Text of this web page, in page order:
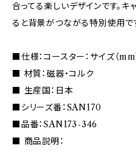
合ってる楽しいデザインです。
ると背景がつながる特別使用で
■仕様：コースター：サイズ（
■ 材質：磁器・コルク
■ 生産国：日本
■シリーズ番：SAN170
■品番：SAN173-346
■ 商品説明：